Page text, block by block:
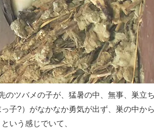
のツバメの子が、猛暑の中、無事、巣立
子?）がなかなか勇気が出ず、巣の中か
いう感じでいて、